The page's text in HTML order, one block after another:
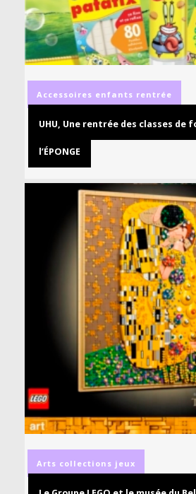
Accessoires enfants rentrée
UHU, Une rentrée des classes de
l’ÉPONGE
Arts collections jeux